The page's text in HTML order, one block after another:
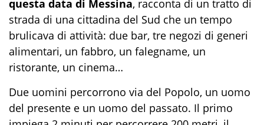
questa data di Messina, racconta di un tratto di
strada di una cittadina del Sud che un tempo
brulicava di attività: due bar, tre negozi di generi
alimentari, un fabbro, un falegname, un
ristorante, un cinema…
Due uomini percorrono via del Popolo, un uomo
del presente e un uomo del passato. Il primo